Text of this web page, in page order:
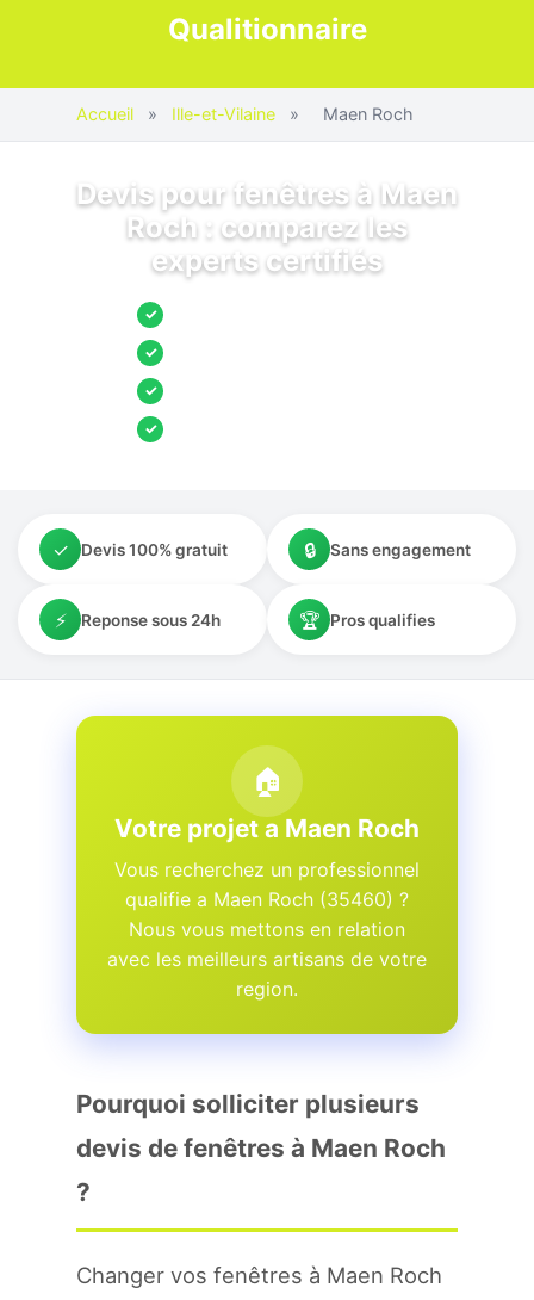
Qualitionnaire
Accueil » Ille-et-Vilaine » Maen Roch
Devis pour fenêtres à Maen
Roch : comparez les
experts certifiés
✓
✓
✓
✓
✓ Devis 100% gratuit 🔒 Sans engagement
⚡ Reponse sous 24h 🏆 Pros qualifies
🏠
Votre projet a Maen Roch
Vous recherchez un professionnel
qualifie a Maen Roch (35460) ?
Nous vous mettons en relation
avec les meilleurs artisans de votre
region.
Pourquoi solliciter plusieurs
devis de fenêtres à Maen Roch
?
Changer vos fenêtres à Maen Roch